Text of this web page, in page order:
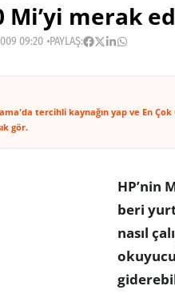
Mi’yi merak
09:20 PAYLAŞ:
tercihli kaynağın yap ve En
gör.
HP’nin
beri
nasıl